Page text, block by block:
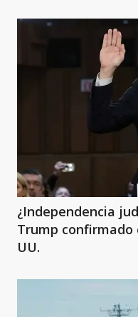
¿Independencia
Trump confirmado
UU.